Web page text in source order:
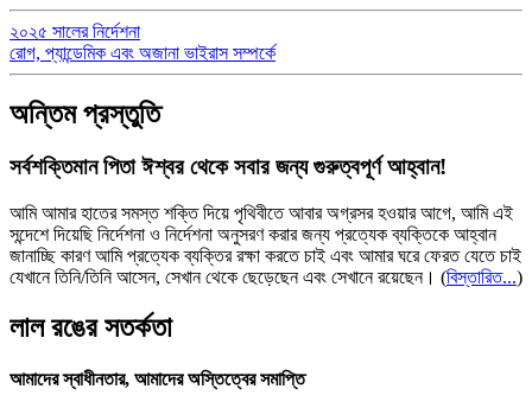
২০২৫ সালের নির্দেশনা
রোগ, প্যান্ডেমিক এবং অজানা ভাইরাস সম্পর্কে
অন্তিম প্রস্তুতি
সর্বশক্তিমান পিতা ঈশ্বর থেকে সবার জন্য গুরুত্বপূর্ণ আহ্বান!
আমি আমার হাতের সমস্ত শক্তি দিয়ে পৃথিবীতে আবার অগ্রসর হওয়ার আগে, আমি এই
সন্দেশে দিয়েছি নির্দেশনা ও নির্দেশনা অনুসরণ করার জন্য প্রত্যেক ব্যক্তিকে আহ্বান
জানাচ্ছি কারণ আমি প্রত্যেক ব্যক্তির রক্ষা করতে চাই এবং আমার ঘরে ফেরত যেতে চাই
যেখানে তিনি/তিনি আসেন, সেখান থেকে ছেড়েছেন এবং সেখানে রয়েছেন। (বিস্তারিত...)
লাল রঙের সতর্কতা
আমাদের স্বাধীনতার, আমাদের অস্তিত্বের সমাপ্তি